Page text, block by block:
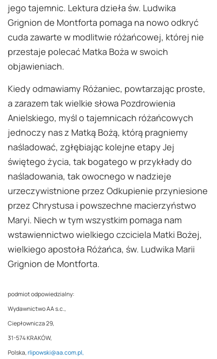
jego tajemnic. Lektura dzieła św. Ludwika
Grignion de Montforta pomaga na nowo odkryć
cuda zawarte w modlitwie różańcowej, której nie
przestaje polecać Matka Boża w swoich
objawieniach.
Kiedy odmawiamy Różaniec, powtarzając proste,
a zarazem tak wielkie słowa Pozdrowienia
Anielskiego, myśl o tajemnicach różańcowych
jednoczy nas z Matką Bożą, którą pragniemy
naśladować, zgłębiając kolejne etapy Jej
świętego życia, tak bogatego w przykłady do
naśladowania, tak owocnego w nadzieje
urzeczywistnione przez Odkupienie przyniesione
przez Chrystusa i powszechne macierzyństwo
Maryi. Niech w tym wszystkim pomaga nam
wstawiennictwo wielkiego czciciela Matki Bożej,
wielkiego apostoła Różańca, św. Ludwika Marii
Grignion de Montforta.
podmiot odpowiedzialny:
Wydawnictwo AA s.c.,
Ciepłownicza 29,
31-574 KRAKÓW,
Polska,rlipowski@aa.com.pl,